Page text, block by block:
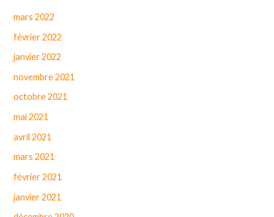
mars 2022
février 2022
janvier 2022
novembre 2021
octobre 2021
mai 2021
avril 2021
mars 2021
février 2021
janvier 2021